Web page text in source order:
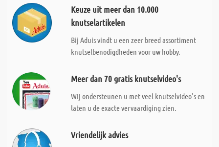
Keuze uit meer dan 10.000
knutselartikelen
Bij Aduis vindt u een zeer breed assortiment
knutselbenodigdheden voor uw hobby.
Meer dan 70 gratis knutselvideo's
Wij ondersteunen u met veel knutselvideo's en
laten u de exacte vervaardiging zien.
Vriendelijk advies